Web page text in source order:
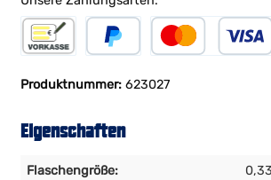
Produktnummer: 623027
Eigenschaften
Flaschengröße: